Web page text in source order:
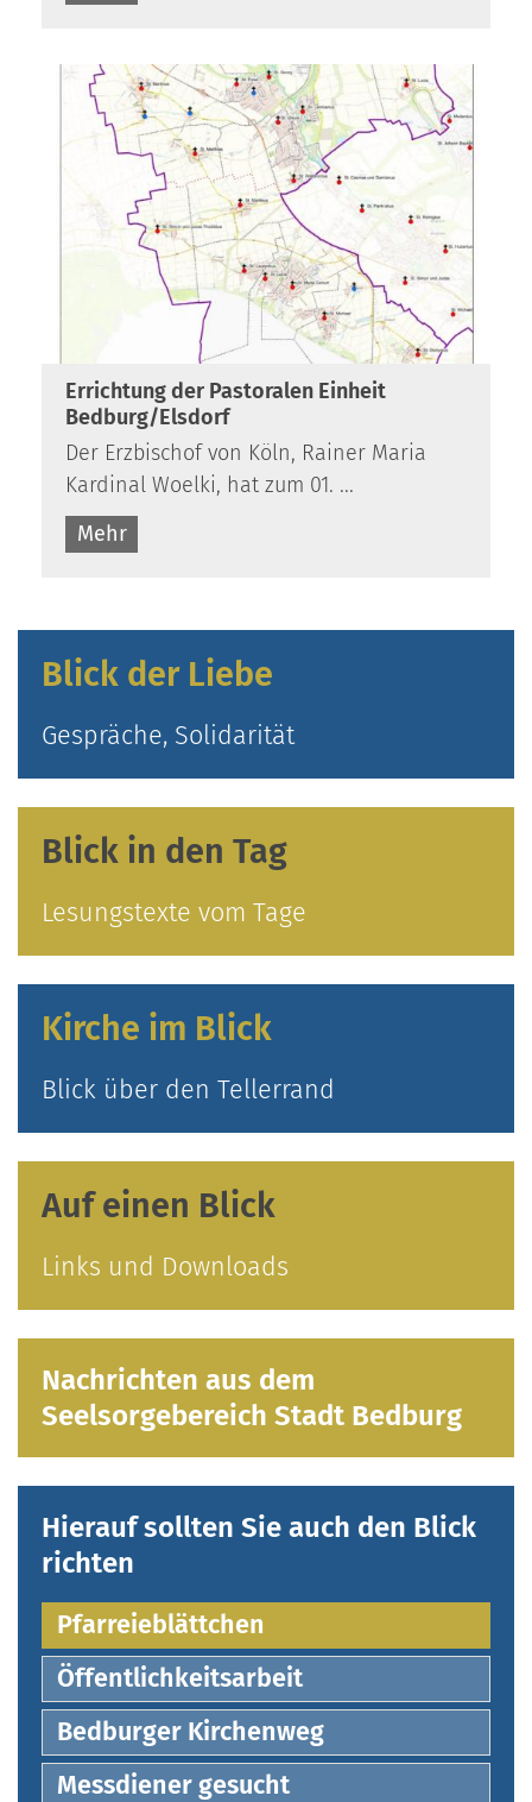
Errichtung der Pastoralen Einheit
Bedburg/Elsdorf
Der Erzbischof von Köln, Rainer Maria
Kardinal Woelki, hat zum 01. ...
Mehr
Blick der Liebe
Gespräche, Solidarität
Blick in den Tag
Lesungstexte vom Tage
Kirche im Blick
Blick über den Tellerrand
Auf einen Blick
Links und Downloads
Nachrichten aus dem
Seelsorgebereich Stadt Bedburg
Hierauf sollten Sie auch den Blick
richten
Pfarreieblättchen
Öffentlichkeitsarbeit
Bedburger Kirchenweg
Messdiener gesucht